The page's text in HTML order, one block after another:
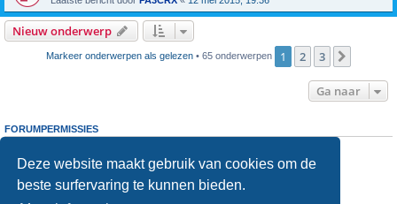
Deze website maakt gebruik van cookies om de
beste surfervaring te kunnen bieden.
Nieuw onderwerp
Markeer onderwerpen als gelezen • 65 onderwerpen 1 2 3
Ga naar
FORUMPERMISSIES
kunt niet
reageren op onderwerpen in dit forum
kunt nietje eigen berichten wijzigen in dit forum
kunt nietje eigen berichten verwijderen in dit forum
bijlagen plaatsen in dit forum